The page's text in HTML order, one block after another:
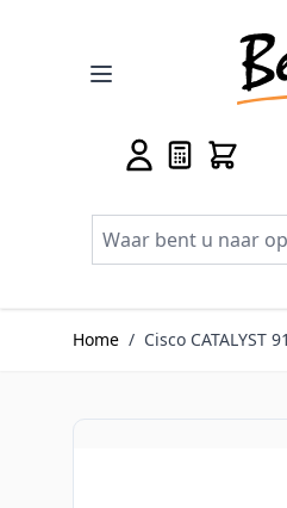
Home / Cisco CATALYST